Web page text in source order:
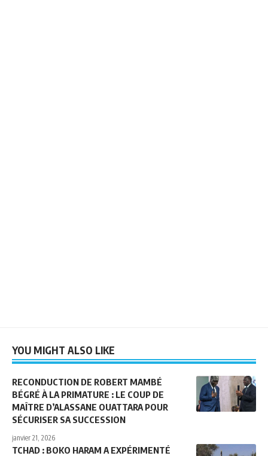
YOU MIGHT ALSO LIKE
RECONDUCTION DE ROBERT MAMBÉ
BÉGRÉ À LA PRIMATURE : LE COUP DE
MAÎTRE D’ALASSANE OUATTARA POUR
SÉCURISER SA SUCCESSION
janvier 21, 2026
TCHAD : BOKO HARAM A EXPÉRIMENTÉ